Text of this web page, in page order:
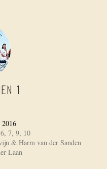
1
7, 9, 10
& Harm van der Sanden
Laan